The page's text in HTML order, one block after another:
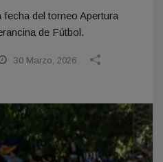
del torneo Apertura
de Fútbol.
30 Marzo, 2026